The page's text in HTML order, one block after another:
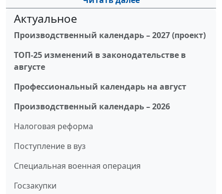
Актуальное
Производственный календарь – 2027 (проект)
ТОП-25 изменений в законодательстве в
августе
Профессиональный календарь на август
Производственный календарь – 2026
Налоговая реформа
Поступление в вуз
Специальная военная операция
Госзакупки